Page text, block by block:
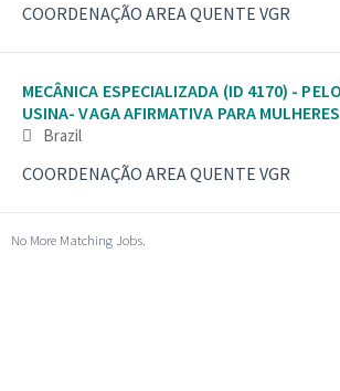
COORDENAÇÃO AREA QUENTE VGR
MECÂNICA ESPECIALIZADA (ID 4170) - PELOTIZAÇÃO -
USINA- VAGA AFIRMATIVA PARA MULHERES
Brazil
COORDENAÇÃO AREA QUENTE VGR
No More Matching Jobs.